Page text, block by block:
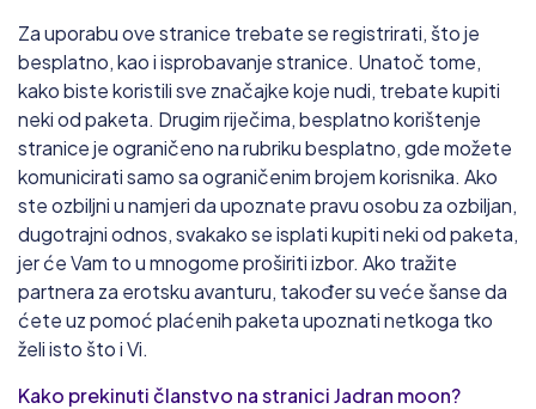
Za uporabu ove stranice trebate se registrirati, što je
besplatno, kao i isprobavanje stranice. Unatoč tome,
kako biste koristili sve značajke koje nudi, trebate kupiti
neki od paketa. Drugim riječima, besplatno korištenje
stranice je ograničeno na rubriku besplatno, gde možete
komunicirati samo sa ograničenim brojem korisnika. Ako
ste ozbiljni u namjeri da upoznate pravu osobu za ozbiljan,
dugotrajni odnos, svakako se isplati kupiti neki od paketa,
jer će Vam to u mnogome proširiti izbor. Ako tražite
partnera za erotsku avanturu, također su veće šanse da
ćete uz pomoć plaćenih paketa upoznati netkoga tko
želi isto što i Vi.
Kako prekinuti članstvo na stranici Jadran moon?